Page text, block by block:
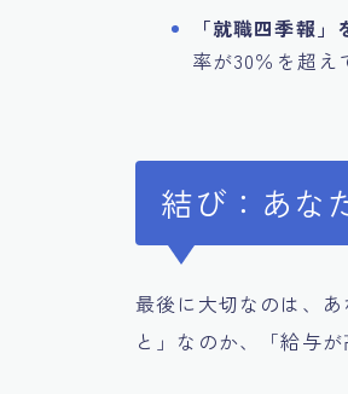
「就職四季報」
率が30％を超え
結び：あな
最後に大切なのは、
と」なのか、「給与